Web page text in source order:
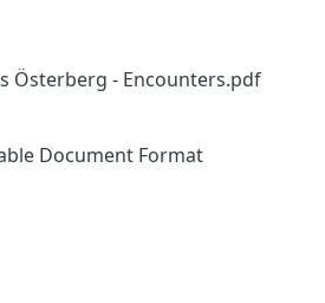
Österberg - Encounters.pdf
Document Format